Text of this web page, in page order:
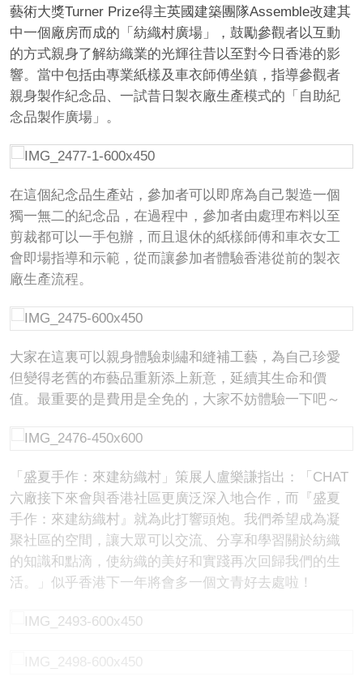
藝術大獎Turner Prize得主英國建築團隊Assemble改建其
中一個廠房而成的「紡織村廣場」，鼓勵參觀者以互動
的方式親身了解紡織業的光輝往昔以至對今日香港的影
響。當中包括由專業紙樣及車衣師傅坐鎮，指導參觀者
親身製作紀念品、一試昔日製衣廠生產模式的「自助紀
念品製作廣場」。
在這個紀念品生產站，參加者可以即席為自己製造一個
獨一無二的紀念品，在過程中，參加者由處理布料以至
剪裁都可以一手包辦，而且退休的紙樣師傅和車衣女工
會即場指導和示範，從而讓參加者體驗香港從前的製衣
廠生產流程。
大家在這裏可以親身體驗刺繡和縫補工藝，為自己珍愛
但變得老舊的布藝品重新添上新意，延續其生命和價
值。最重要的是費用是全免的，大家不妨體驗一下吧～
「盛夏手作：來建紡織村」策展人盧樂謙指出：「CHAT
六廠接下來會與香港社區更廣泛深入地合作，而『盛夏
手作：來建紡織村』就為此打響頭炮。我們希望成為凝
聚社區的空間，讓大眾可以交流、分享和學習關於紡織
的知識和點滴，使紡織的美好和實踐再次回歸我們的生
活。」似乎香港下一年將會多一個文青好去處啦！